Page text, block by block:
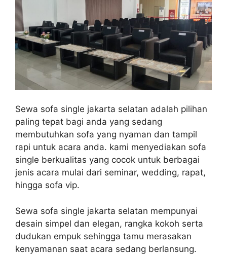
Sewa sofa single jakarta selatan adalah pilihan
paling tepat bagi anda yang sedang
membutuhkan sofa yang nyaman dan tampil
rapi untuk acara anda. kami menyediakan sofa
single berkualitas yang cocok untuk berbagai
jenis acara mulai dari seminar, wedding, rapat,
hingga sofa vip.
Sewa sofa single jakarta selatan mempunyai
desain simpel dan elegan, rangka kokoh serta
dudukan empuk sehingga tamu merasakan
kenyamanan saat acara sedang berlansung.